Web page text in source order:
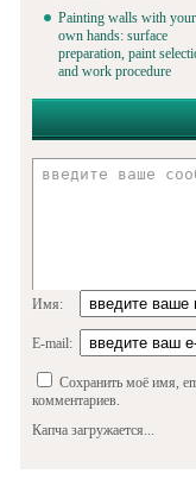
Painting walls with your
own hands: surface
preparation, paint
and work procedure
Имя:
E-mail:
Сохранить моё имя,
комментариев.
Капча загружается...